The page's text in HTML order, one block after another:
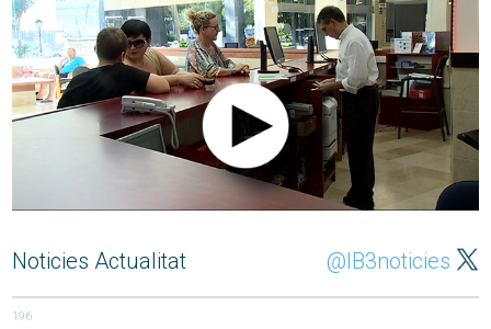
Noticies Actualitat @IB3noticies
196